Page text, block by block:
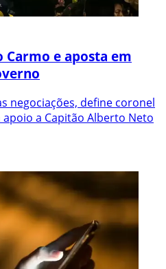
e aposta em
negociações, define coronel
a Capitão Alberto Neto